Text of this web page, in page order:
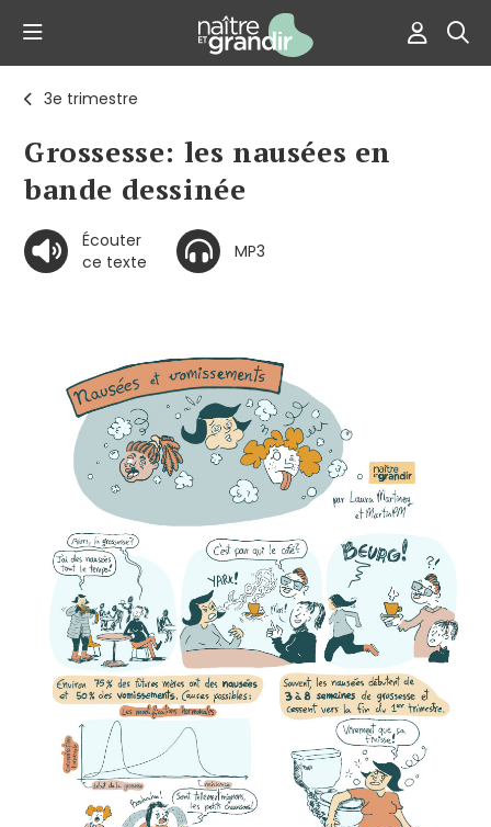
3e trimestre
Grossesse: les nausées en
bande dessinée
Écouter
ce texte
MP3